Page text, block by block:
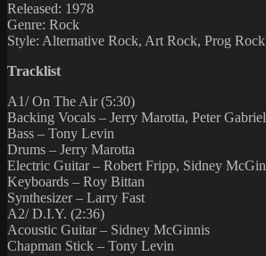
Released: 1978
Genre: Rock
Style: Alternative Rock, Art Rock, Prog Rock
Tracklist
A1/ On The Air (5:30)
Backing Vocals – Jerry Marotta, Peter
Bass – Tony Levin
Drums – Jerry Marotta
Electric Guitar – Robert Fripp, Sidney
Keyboards – Roy Bittan
Synthesizer – Larry Fast
A2/ D.I.Y. (2:36)
Acoustic Guitar – Sidney McGinnis
Chapman Stick – Tony Levin